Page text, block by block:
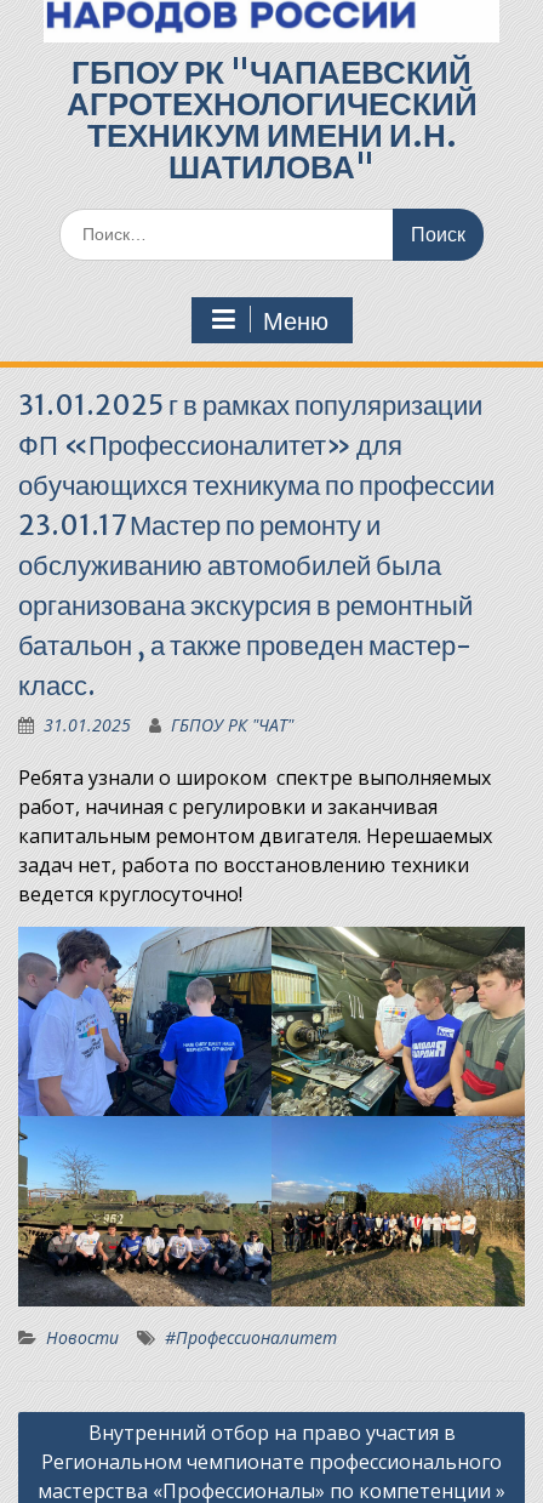
ГБПОУ РК "ЧАПАЕВСКИЙ
АГРОТЕХНОЛОГИЧЕСКИЙ
ТЕХНИКУМ ИМЕНИ И.Н.
ШАТИЛОВА"
Поиск
по:
Меню
31.01.2025 г в рамках популяризации
ФП «Профессионалитет» для
обучающихся техникума по профессии
23.01.17 Мастер по ремонту и
обслуживанию автомобилей была
организована экскурсия в ремонтный
батальон , а также проведен мастер-
класс.
31.01.2025 ГБПОУ РК "ЧАТ"
Ребята узнали о широком спектре выполняемых
работ, начиная с регулировки и заканчивая
капитальным ремонтом двигателя. Нерешаемых
задач нет, работа по восстановлению техники
ведется круглосуточно!
Новости #Профессионалитет
Навигация
по
записям
Внутренний отбор на право участия в
Региональном чемпионате профессионального
мастерства «Профессионалы» по компетенции »